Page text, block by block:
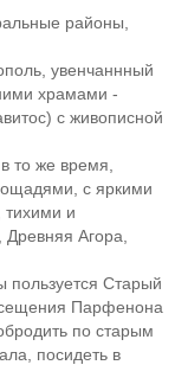
районы,
увенчаннный
храмами -
с живописной
то же время,
с яркими
тихими и
Агора,
пользуется Старый
Парфенона
по старым
посидеть в